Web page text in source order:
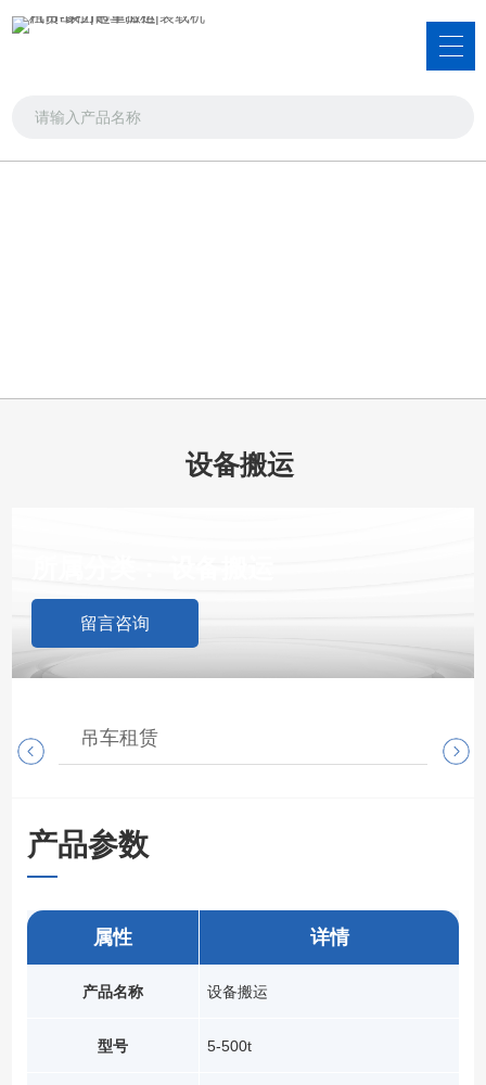
设备搬运
留言咨询
吊车租赁 随
产品参数
属性
产品名称
型号
详情
设备搬运
5-500t